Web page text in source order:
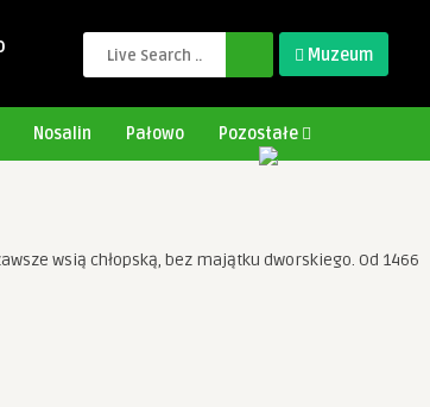
Muzeum
Nosalin Pałowo Pozostałe
wsią chłopską, bez majątku dworskiego. Od 1466